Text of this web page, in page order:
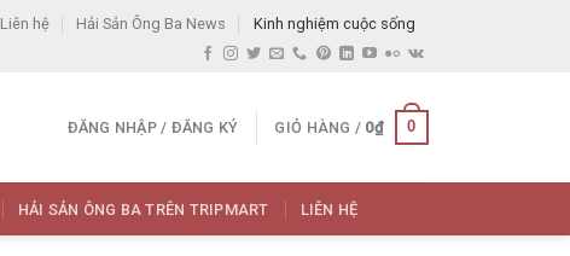
Liên hệ Hải Sản Ông Ba News Kinh nghiệm cuộc sống
ĐĂNG NHẬP / ĐĂNG KÝ GIỎ HÀNG / 0₫ 0
HẢI SẢN ÔNG BA TRÊN TRIPMART LIÊN HỆ